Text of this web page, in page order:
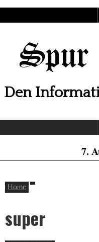
to
Spur
Den
Header
Widget
Area
7.
Home
super